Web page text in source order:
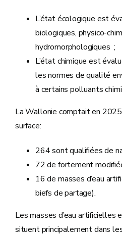
L’état écologique est
biologiques, physico-
hydromorphologiques ;
L’état chimique est
les normes de qualité
à certains polluants
La Wallonie comptait en
surface:
264 sont qualifiées de
72 de fortement
16 de masses d’eau
biefs de partage).
Les masses d’eau
situent principalement dans